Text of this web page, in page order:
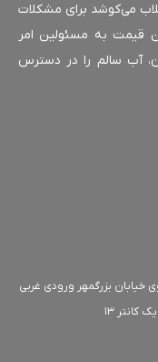
برای مشکلات
به مسئولین امر
سالم را در دسترس
بزرگمهر ورودی غربی
13